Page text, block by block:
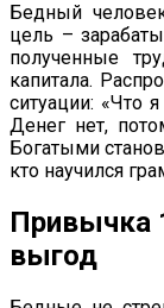
Бедный
цель –
полученные
капитала.
ситуации: «Что
Денег нет,
Богатыми
кто научился
Привычка
выгод